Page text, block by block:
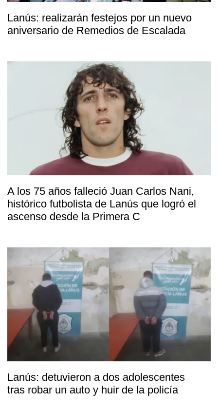
Lanús: realizarán festejos por un nuevo
aniversario de Remedios de Escalada
A los 75 años falleció Juan Carlos Nani,
histórico futbolista de Lanús que logró el
ascenso desde la Primera C
Lanús: detuvieron a dos adolescentes
tras robar un auto y huir de la policía